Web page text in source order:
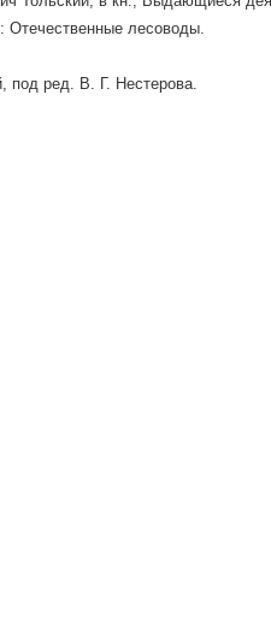
Отечественные лесоводы.
под ред. В. Г. Нестерова.